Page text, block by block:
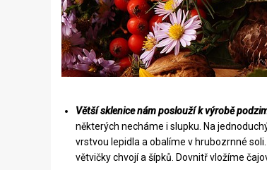
Větší sklenice nám poslouží k výrobě
některých necháme i slupku. Na
vrstvou lepidla a obalíme v hrubozrnné
větvičky chvojí a šípků. Dovnitř vložíme